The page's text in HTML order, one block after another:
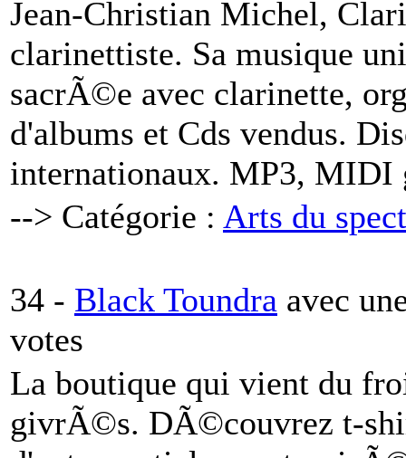
Jean-Christian Michel,
clarinettiste. Sa musique
sacrÃ©e avec clarinette,
d'albums et Cds vendus.
internationaux. MP3, MIDI
--> Catégorie : Arts du
34 - Black Toundra avec
votes
La boutique qui vient du
givrÃ©s. DÃ©couvrez t-